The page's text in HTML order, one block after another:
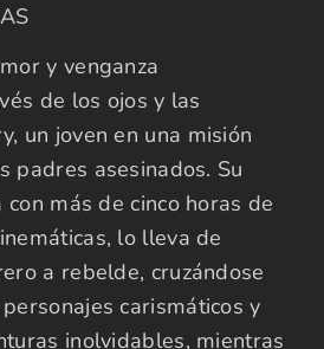
y venganza
de los ojos y las
un joven en una misión
padres asesinados. Su
más de cinco horas de
lo lleva de
a rebelde, cruzándose
carismáticos y
inolvidables, mientras